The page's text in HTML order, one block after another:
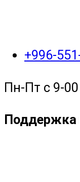
+996-
Пн-Пт с 9-
Поддержка